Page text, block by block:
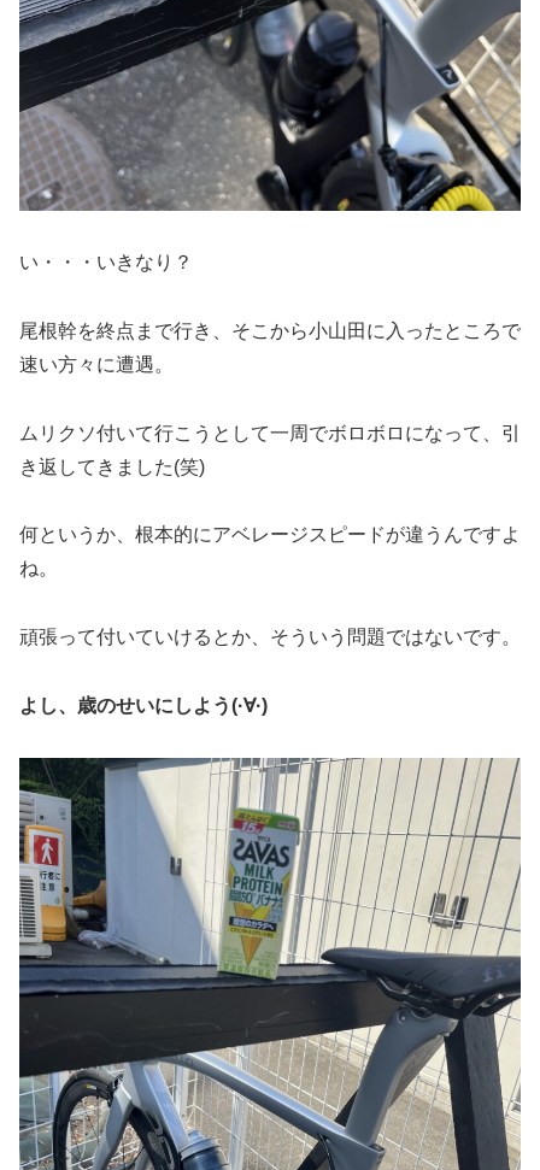
い・・・いきなり？
尾根幹を終点まで行き、そこから小山田に入ったところで
速い方々に遭遇。
ムリクソ付いて行こうとして一周でボロボロになって、引
き返してきました(笑)
何というか、根本的にアベレージスピードが違うんですよ
ね。
頑張って付いていけるとか、そういう問題ではないです。
よし、歳のせいにしよう(·∀·)